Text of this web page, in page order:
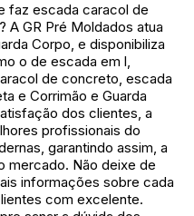
faz escada caracol de
A GR Pré Moldados atua
Corpo, e disponibiliza
o de escada em l,
de concreto, escada
e Corrimão e Guarda
dos clientes, a
profissionais do
garantindo assim, a
mercado. Não deixe de
informações sobre cada
com excelente.